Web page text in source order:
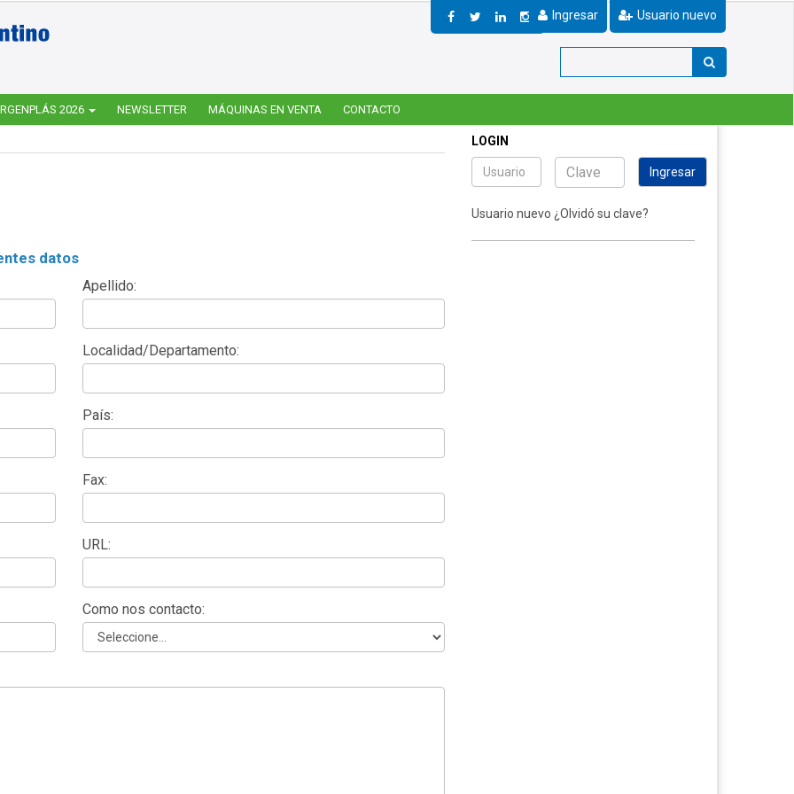
Ingresar Usuario nuevo
2026 NEWSLETTER MÁQUINAS EN VENTA CONTACTO
datos
Apellido:
Localidad/Departamento:
País:
Fax:
URL:
Como nos contacto:
LOGIN
Usuario nuevo ¿Olvidó su clave?